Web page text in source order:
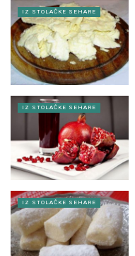
IZ STOLAČKE SEHARE
IZ STOLAČKE SEHARE
IZ STOLAČKE SEHARE